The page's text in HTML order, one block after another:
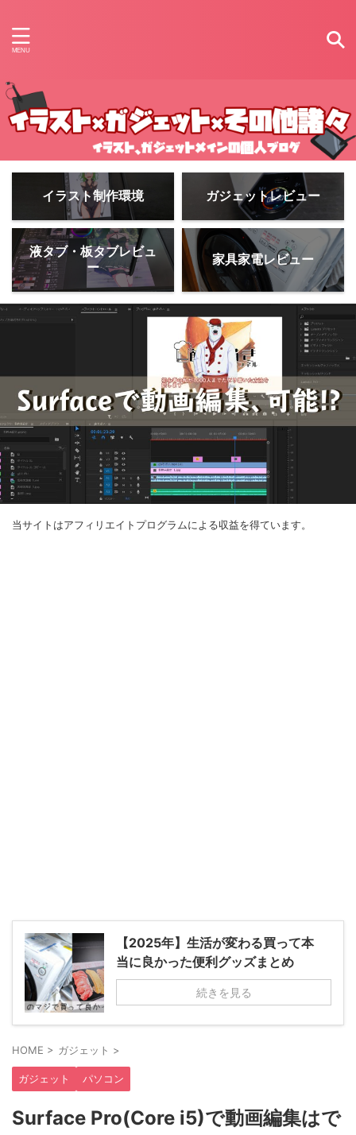
イラスト制作環境 ガジェットレビュー
液タブ・板タブレビュ
ー
家具家電レビュー
当サイトはアフィリエイトプログラムによる収益を得ています。
【2025年】生活が変わる買って本
当に良かった便利グッズまとめ
続きを見る
HOME > ガジェット >
ガジェット パソコン
Surface Pro(Core i5)で動画編集はで